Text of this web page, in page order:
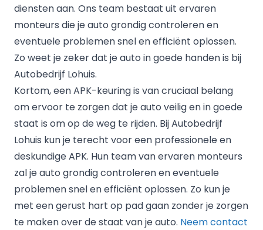
diensten aan. Ons team bestaat uit ervaren
monteurs die je auto grondig controleren en
eventuele problemen snel en efficiënt oplossen.
Zo weet je zeker dat je auto in goede handen is bij
Autobedrijf Lohuis.
Kortom, een APK-keuring is van cruciaal belang
om ervoor te zorgen dat je auto veilig en in goede
staat is om op de weg te rijden. Bij Autobedrijf
Lohuis kun je terecht voor een professionele en
deskundige APK. Hun team van ervaren monteurs
zal je auto grondig controleren en eventuele
problemen snel en efficiënt oplossen. Zo kun je
met een gerust hart op pad gaan zonder je zorgen
te maken over de staat van je auto. Neem contact